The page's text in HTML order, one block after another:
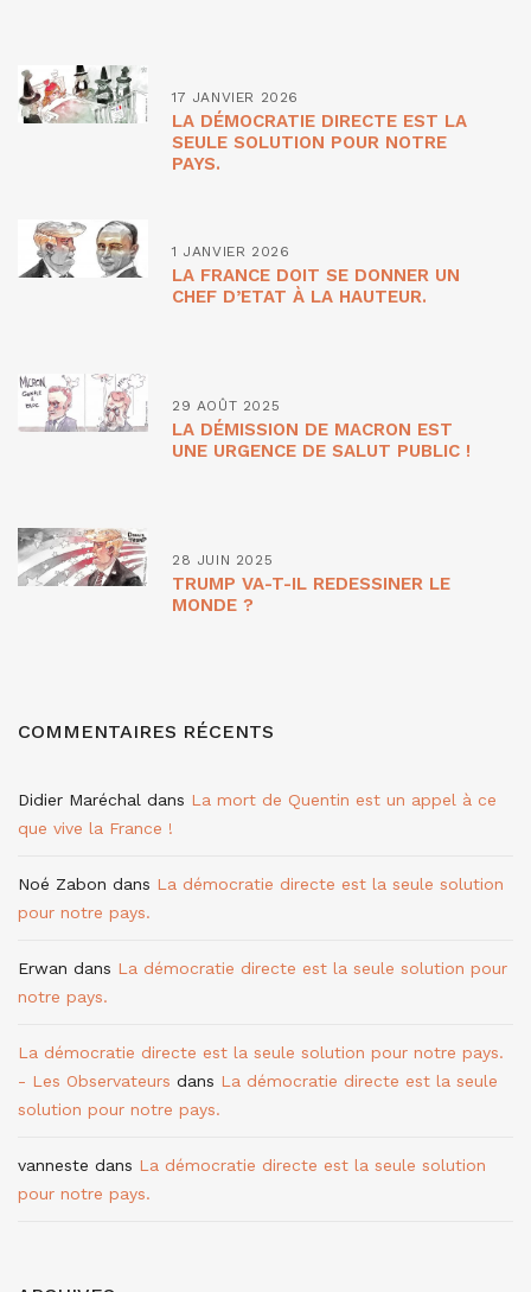
17 JANVIER 2026
LA DÉMOCRATIE DIRECTE EST LA
SEULE SOLUTION POUR NOTRE
PAYS.
1 JANVIER 2026
LA FRANCE DOIT SE DONNER UN
CHEF D’ETAT À LA HAUTEUR.
29 AOÛT 2025
LA DÉMISSION DE MACRON EST
UNE URGENCE DE SALUT PUBLIC !
28 JUIN 2025
TRUMP VA-T-IL REDESSINER LE
MONDE ?
COMMENTAIRES RÉCENTS
Didier Maréchal dans La mort de Quentin est un appel à ce
que vive la France !
Noé Zabon dans La démocratie directe est la seule solution
pour notre pays.
Erwan dans La démocratie directe est la seule solution pour
notre pays.
La démocratie directe est la seule solution pour notre pays.
- Les Observateurs dans La démocratie directe est la seule
solution pour notre pays.
vanneste dans La démocratie directe est la seule solution
pour notre pays.